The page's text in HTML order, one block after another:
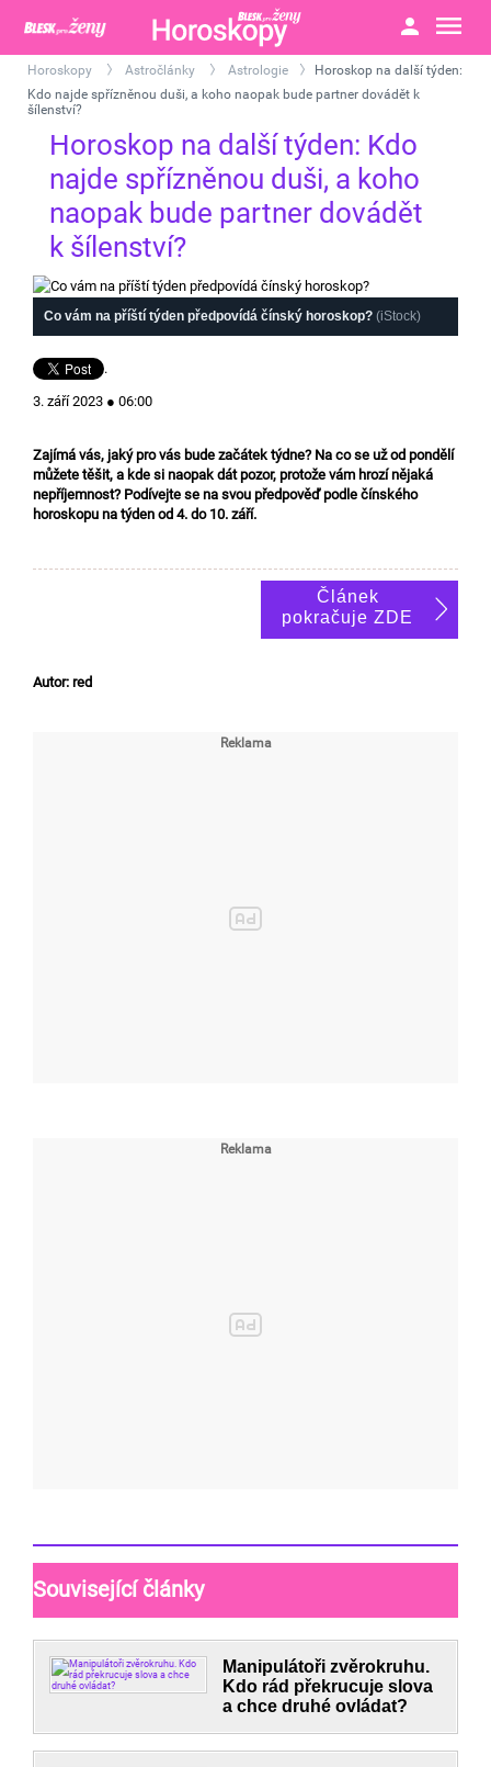
Horoskopy Astročlánky Astrologie
>
Horoskop na další týden:
Kdo najde spřízněnou duši, a koho naopak bude partner dovádět k
šílenství?
Horoskop na další týden: Kdo
najde spřízněnou duši, a koho
naopak bude partner dovádět
k šílenství?
Co vám na příští týden předpovídá čínský horoskop? (iStock)
.
3. září 2023 ● 06:00
Zajímá vás, jaký pro vás bude začátek týdne? Na co se už od pondělí
můžete těšit, a kde si naopak dát pozor, protože vám hrozí nějaká
nepříjemnost? Podívejte se na svou předpověď podle čínského
horoskopu na týden od 4. do 10. září.
Článek
pokračuje ZDE
Autor: red
Související články
Manipulátoři zvěrokruhu.
Kdo rád překrucuje slova
a chce druhé ovládat?